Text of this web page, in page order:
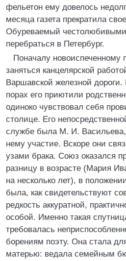
фельетон ему довелось
месяца газета прекратила
Обуреваемый
перебраться в Петербург.
Поначалу новоиспеченному
заняться канцелярской
Варшавской железной
порах его приютили
одиноко чувствовал себя
столице. Его
службе была М. И. Васильева,
нему участие. Вскоре они
узами брака. Союз оказался
разницу в возрасте (Мария
на несколько лет), в
была, как свидетельствуют
редкость аккуратной,
особой. Именно такая
требовалась
борениям поэту. Она стала
матерью: ведала семейным